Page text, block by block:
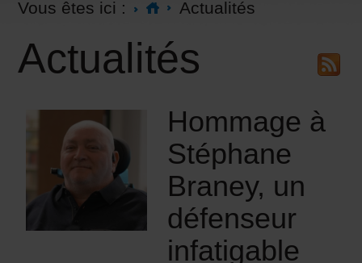
Vous êtes ici : Actualités
Actualités
Hommage à
Stéphane
Braney, un
défenseur
infatigable